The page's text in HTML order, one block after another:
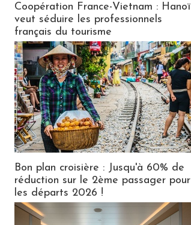
Coopération France-Vietnam : Hanoï
veut séduire les professionnels
français du tourisme
Bon plan croisière : Jusqu'à 60% de
réduction sur le 2ème passager pour
les départs 2026 !